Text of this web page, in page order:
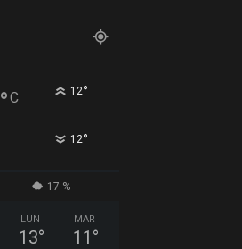
°C 12°
12°
17 %
LUN
13°
MAR
11 °